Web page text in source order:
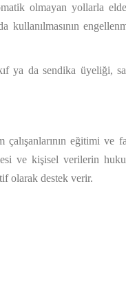
olmayan yollarla
kullanılmasının
ya da sendika üyeliği,
eğitimi ve
ve kişisel verilerin
olarak destek verir.